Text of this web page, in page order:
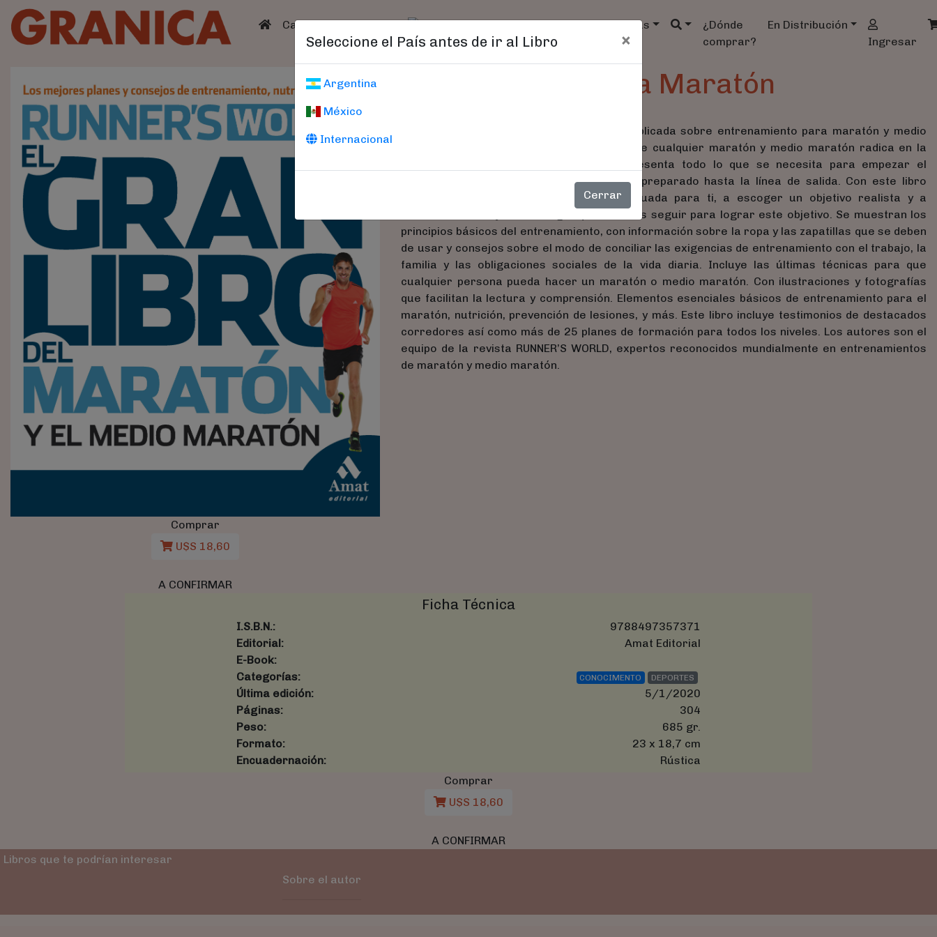
(current)
Catálogo Catálogo Agendas
¿Dónde
comprar?
En Distribución
Ingresar
Seleccione el País antes de ir al Libro ×
Argentina
México
Internacional
Cerrar
Comprar
U$S 18,60
A CONFIRMAR
El Gran Libro De La Maratón
La guía más completa y extensa jamás publicada sobre entrenamiento para maratón y medio
maratón. Lo verdaderamente complicado de cualquier maratón y medio maratón radica en la
preparación de la carrera. Este libro presenta todo lo que se necesita para empezar el
entrenamiento con buen pie y llegar bien preparado hasta la línea de salida. Con este libro
aprenderás a encontrar la carrera adecuada para ti, a escoger un objetivo realista y a
determinar la mejor estrategia que deberás seguir para lograr este objetivo. Se muestran los
principios básicos del entrenamiento, con información sobre la ropa y las zapatillas que se deben
de usar y consejos sobre el modo de conciliar las exigencias de entrenamiento con el trabajo, la
familia y las obligaciones sociales de la vida diaria. Incluye las últimas técnicas para que
cualquier persona pueda hacer un maratón o medio maratón. Con ilustraciones y fotografías
que facilitan la lectura y comprensión. Elementos esenciales básicos de entrenamiento para el
maratón, nutrición, prevención de lesiones, y más. Este libro incluye testimonios de destacados
corredores así como más de 25 planes de formación para todos los niveles. Los autores son el
equipo de la revista RUNNER’S WORLD, expertos reconocidos mundialmente en entrenamientos
de maratón y medio maratón.
Ficha Técnica
I.S.B.N.:
9788497357371
Editorial:
Amat Editorial
E-Book:
Categorías:
CONOCIMENTO DEPORTES
Última edición:
5/1/2020
Páginas:
304
Peso:
685 gr.
Formato:
23 x 18,7 cm
Encuadernación:
Rústica
Comprar
U$S 18,60
A CONFIRMAR
Libros que te podrían interesar
Sobre el autor